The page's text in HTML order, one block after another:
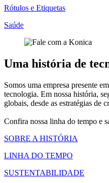
Rótulos e Etiquetas
Saúde
Uma história de
Somos uma empresa presente
tecnologia. Em nossa história,
globais, desde as estratégias de
Confira nossa linha do tempo e
SOBRE A HISTÓRIA
LINHA DO TEMPO
SUSTENTABILIDADE